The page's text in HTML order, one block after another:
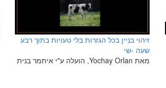
זיהוי בניין בכל הגזרות בלי טעויות בתוך רבע
שעה -שי
מאת Yochay Orlan, הועלה ע"י איתמר בנית